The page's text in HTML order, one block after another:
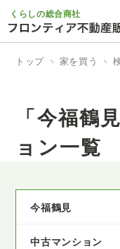
くらしの総合商社
トップ 家を買う
「今福鶴
ョン一覧
今福鶴見
中古マンション